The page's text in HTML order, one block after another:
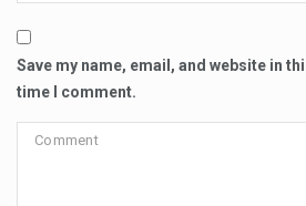
Save my name, email, and website in
time I comment.